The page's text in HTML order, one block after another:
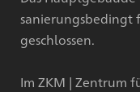
sanierungsbedingt
geschlossen.
Im ZKM | Zentrum